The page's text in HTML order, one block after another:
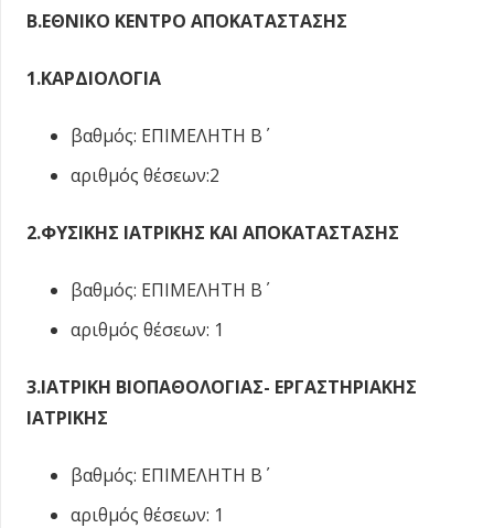
Β.ΕΘΝΙΚΟ ΚΕΝΤΡΟ ΑΠΟΚΑΤΑΣΤΑΣΗΣ
1.ΚΑΡΔΙΟΛΟΓΙΑ
βαθμός: ΕΠΙΜΕΛΗΤΗ Β΄
αριθμός θέσεων:2
2.ΦΥΣΙΚΗΣ ΙΑΤΡΙΚΗΣ ΚΑΙ ΑΠΟΚΑΤΑΣΤΑΣΗΣ
βαθμός: ΕΠΙΜΕΛΗΤΗ Β΄
αριθμός θέσεων: 1
3.ΙΑΤΡΙΚΗ ΒΙΟΠΑΘΟΛΟΓΙΑΣ- ΕΡΓΑΣΤΗΡΙΑΚΗΣ
ΙΑΤΡΙΚΗΣ
βαθμός: ΕΠΙΜΕΛΗΤΗ Β΄
αριθμός θέσεων: 1